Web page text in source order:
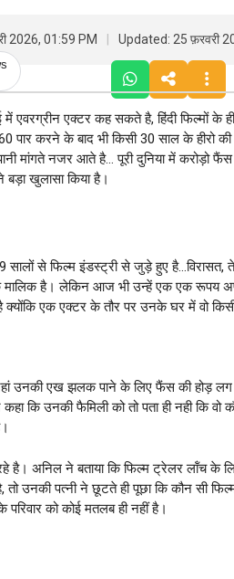
2026, 01:59 PM Updated: 25 फ़रवरी
एक्टर कह सकते है, हिंदी फिल्मों के
पार करने के बाद भी किसी 30 साल के हीरो
मांगते नजर आते है… पूरी दुनिया में करोड़ो
खुलासा किया है।
से फिल्म इंडस्ट्री से जुड़े हुए है…विरासत,
मालिक है। लेकिन आज भी उन्हें एक एक रूपय
क्योंकि एक एक्टर के तौर पर उनके घर में वो
उनकी एख झलक पाने के लिए फैंस की होड़
कि उनकी फैमिली को तो पता ही नही कि वो
है। अनिल ने बताया कि फिल्म ट्रेलर लॉंच के
उनकी पत्नी ने छूटते ही पूछा कि कौन सी
को कोई मतलब ही नहीं है।